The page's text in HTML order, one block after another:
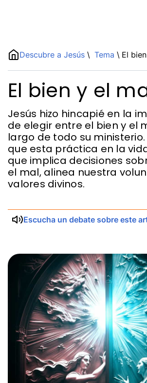
Descubre a Jesús \ Tema \ El
El bien y el
Jesús hizo hincapié en la
de elegir entre el bien y el
largo de todo su
que esta práctica en la
que implica decisiones
el mal, alinea nuestra
valores divinos.
Escucha un debate sobre este
Name
Description